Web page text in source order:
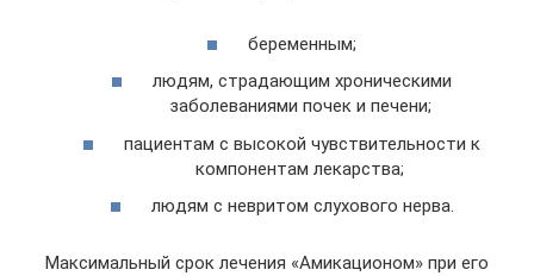
беременным;
людям, страдающим хроническими
заболеваниями почек и печени;
пациентам с высокой чувствительности к
компонентам лекарства;
людям с невритом слухового нерва.
Максимальный срок лечения «Амикационом» при его